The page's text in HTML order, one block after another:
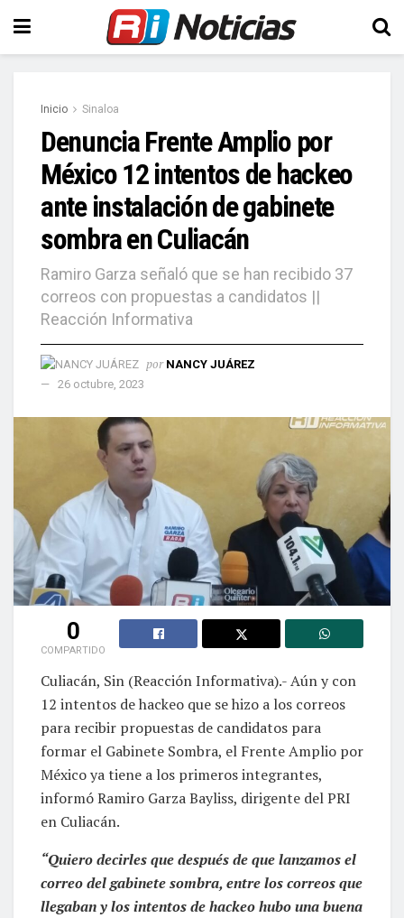
Inicio Sinaloa
Denuncia Frente Amplio por
México 12 intentos de hackeo
ante instalación de gabinete
sombra en Culiacán
Ramiro Garza señaló que se han recibido 37
correos con propuestas a candidatos ||
Reacción Informativa
por NANCY JUÁREZ
26 octubre, 2023
0
COMPARTIDO
Culiacán, Sin (Reacción Informativa).- Aún y con
12 intentos de hackeo que se hizo a los correos
para recibir propuestas de candidatos para
formar el Gabinete Sombra, el Frente Amplio por
México ya tiene a los primeros integrantes,
informó Ramiro Garza Bayliss, dirigente del PRI
en Culiacán.
“Quiero decirles que después de que lanzamos el
correo del gabinete sombra, entre los correos que
llegaban y los intentos de hackeo hubo una buena